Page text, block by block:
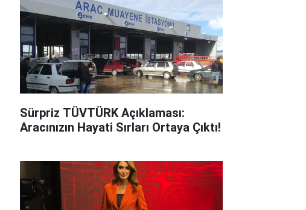
Sürpriz TÜVTÜRK Açıklaması:
Aracınızın Hayati Sırları Ortaya Çıktı!